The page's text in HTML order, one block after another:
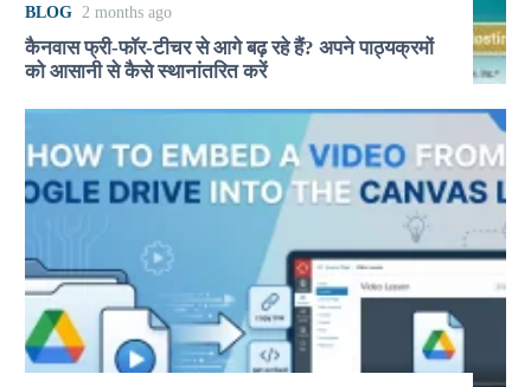
BLOG 2 months ago
कैनवास फ्री-फॉर-टीचर से आगे बढ़ रहे हैं? अपने पाठ्यक्रमों
को आसानी से कैसे स्थानांतरित करें